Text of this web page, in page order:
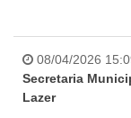
08/04/2026
Secretaria
Lazer